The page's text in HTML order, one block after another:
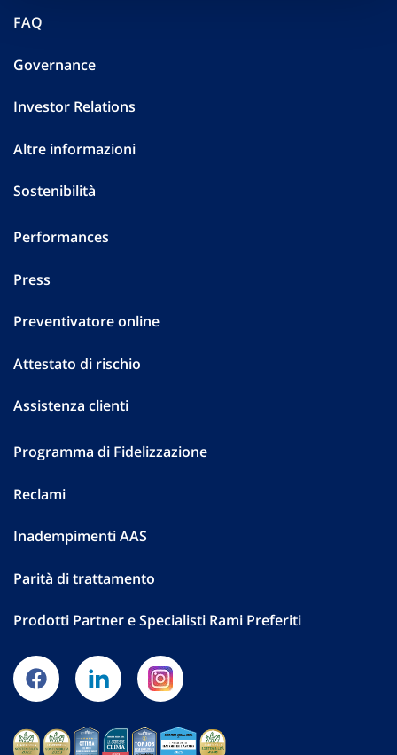
FAQ
Governance
Investor Relations
Altre informazioni
Sostenibilità
Performances
Press
Preventivatore online
Attestato di rischio
Assistenza clienti
Programma di Fidelizzazione
Reclami
Inadempimenti AAS
Parità di trattamento
Prodotti Partner e Specialisti Rami Preferiti